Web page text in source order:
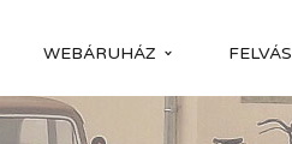
WEBÁRUHÁZ